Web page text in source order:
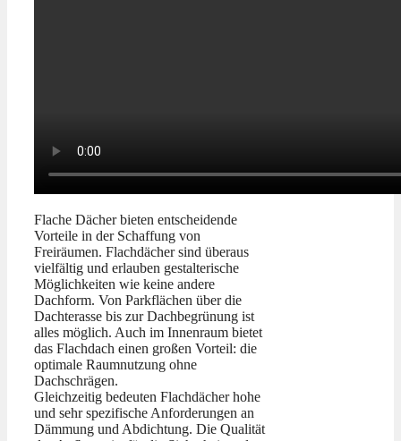
Flache Dächer bieten entscheidende
Vorteile in der Schaffung von
Freiräumen. Flachdächer sind überaus
vielfältig und erlauben gestalterische
Möglichkeiten wie keine andere
Dachform. Von Parkflächen über die
Dachterasse bis zur Dachbegrünung ist
alles möglich. Auch im Innenraum bietet
das Flachdach einen großen Vorteil: die
optimale Raumnutzung ohne
Dachschrägen.
Gleichzeitig bedeuten Flachdächer hohe
und sehr spezifische Anforderungen an
Dämmung und Abdichtung. Die Qualität